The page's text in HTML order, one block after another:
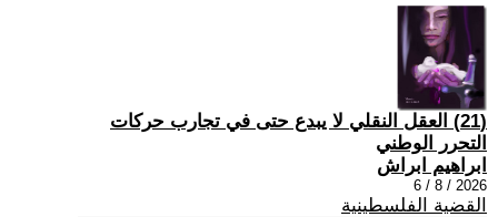
(21) العقل النقلي لا يبدع حتى في تجارب حركات
التحرر الوطني
ابراهيم ابراش
2026 / 8 / 6
القضية الفلسطينية